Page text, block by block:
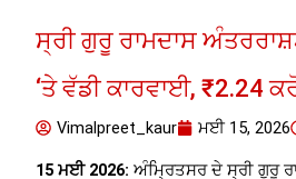
ਸ੍ਰੀ ਗੁਰੂ ਰਾਮਦਾਸ
‘ਤੇ ਵੱਡੀ ਕਾਰਵਾਈ, ₹2.24
Vimalpreet_kaur ਮਈ 15, 2026
15 ਮਈ 2026: ਅੰਮ੍ਰਿਤਸਰ ਦੇ ਸ੍ਰੀ ਗੁਰੂ